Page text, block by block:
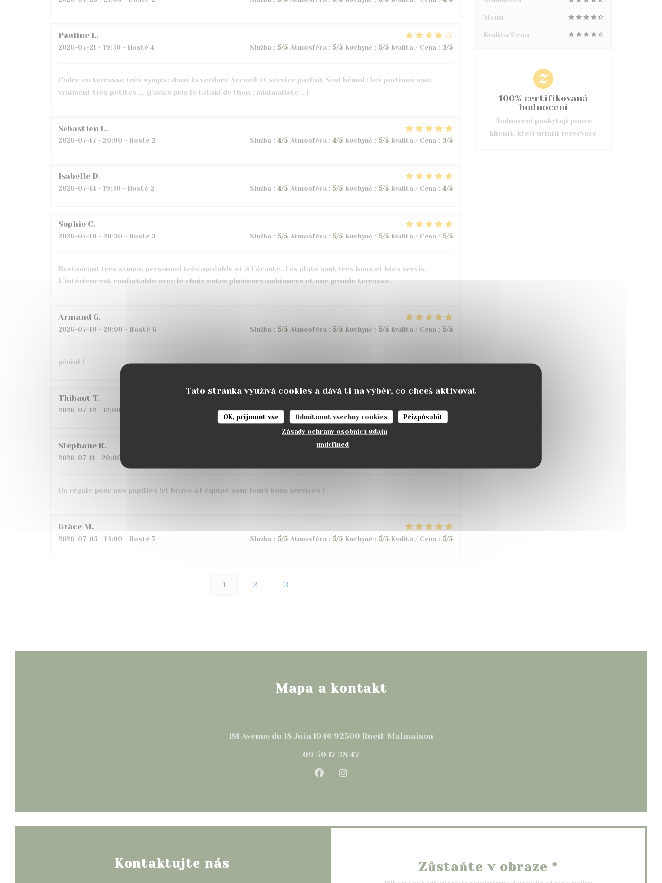
Tato stránka využívá cookies a dává ti na výběr, co chceš aktivovat
OK, přijmout vše Odmítnout všechny cookies
Přizpůsobit
Zásady ochrany osobních údajů
undefined
Pauline L
2026-07-21 - 19:30 - Hosté 4 Služba: 5/5 Atmosféra: 5/5 Kuchyně: 5/5 Kvalita / Cena: 3/5
Cadre en terrasse très sympa : dans la verdure Accueil et service parfait Seul bémol : les portions sont
vraiment très petites ... (j'avais pris le tataki de thon : minimaliste ...)
Sebastien L
2026-07-17 - 20:00 - Hosté 2 Služba: 4/5 Atmosféra: 4/5 Kuchyně: 5/5 Kvalita / Cena: 3/5
Isabelle D
2026-07-14 - 19:30 - Hosté 2 Služba: 4/5 Atmosféra: 5/5 Kuchyně: 5/5 Kvalita / Cena: 4/5
Sophie C
2026-07-10 - 20:30 - Hosté 3 Služba: 5/5 Atmosféra: 5/5 Kuchyně: 5/5 Kvalita / Cena: 5/5
Restaurant très sympa, personnel très agréable et à l’écoute. Les plats sont très bons et bien servis.
L’intérieur est confortable avec le choix entre plusieurs ambiances et une grande terrasse.
Armand G
2026-07-10 - 20:00 - Hosté 6 Služba: 5/5 Atmosféra: 5/5 Kuchyně: 5/5 Kvalita / Cena: 5/5
génial !
Thibaut T
2026-07-12 - 12:00 - Hosté 2 Služba: 5/5 Atmosféra: 4/5 Kuchyně: 4/5 Kvalita / Cena: 5/5
Stephane R
2026-07-11 - 20:00 - Hosté 4
Un régale pour nos papilles !et bravo à l équipe pour leurs bons services !
Grâce M
2026-07-05 - 13:00 - Hosté 7 Služba: 5/5 Atmosféra: 5/5 Kuchyně: 5/5 Kvalita / Cena: 5/5
1 2 3
Menu
Kvalita/Cena
100% certifikovaná
hodnocení
Hodnocení poskytují pouze
klienti, kteří učinili rezervace
Mapa a kontakt
181 Avenue du 18 Juin 1940 92500 Rueil-Malmaison
09 50 17 38 47
Facebook ((otevře se v novém okně))
Kontaktujte nás Zůstaňte v obraze *